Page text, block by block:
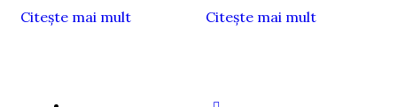
Citește mai mult Citește mai mult